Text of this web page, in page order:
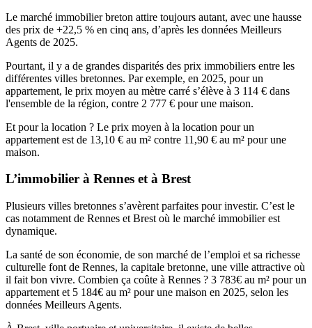
Le marché immobilier breton attire toujours autant, avec une hausse
des prix de +22,5 % en cinq ans, d’après les données Meilleurs
Agents de 2025.
Pourtant, il y a de grandes disparités des prix immobiliers entre les
différentes villes bretonnes. Par exemple, en 2025, pour un
appartement, le prix moyen au mètre carré s’élève à 3 114 € dans
l'ensemble de la région, contre 2 777 € pour une maison.
Et pour la location ? Le prix moyen à la location pour un
appartement est de 13,10 € au m² contre 11,90 € au m² pour une
maison.
L’immobilier à Rennes et à Brest
Plusieurs villes bretonnes s’avèrent parfaites pour investir. C’est le
cas notamment de Rennes et Brest où le marché immobilier est
dynamique.
La santé de son économie, de son marché de l’emploi et sa richesse
culturelle font de Rennes, la capitale bretonne, une ville attractive où
il fait bon vivre. Combien ça coûte à Rennes ? 3 783€ au m² pour un
appartement et 5 184€ au m² pour une maison en 2025, selon les
données Meilleurs Agents.